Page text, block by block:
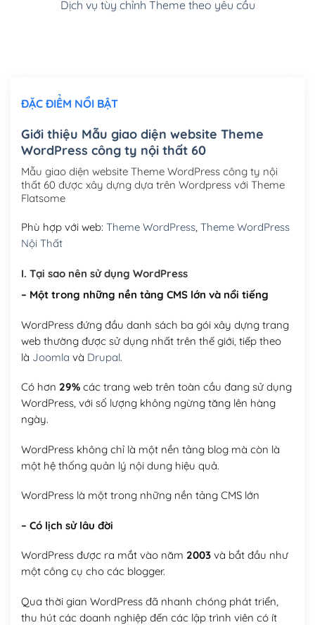
Cài đặt SMTP Mail cho site Wordpress(+100,000₫)
Mua thêm Host + Tên miền
Tên miền quốc tế .com .net .org (1 năm)
Tên miền Việt Nam .vn (1 năm) (+550,000₫)
Hosting 2GB SSD (1 năm)(+450,000₫)
Hosting 5GB SSD (1 năm)
Dịch vụ tùy chỉnh Theme theo yêu cầu
ĐẶC ĐIỂM NỔI BẬT
Giới thiệu Mẫu giao diện website Theme
WordPress công ty nội thất 60
Mẫu giao diện website Theme WordPress công ty nội
thất 60 được xây dựng dựa trên Wordpress với Theme
Flatsome
Phù hợp với web: Theme WordPress, Theme WordPress
Nội Thất
I. Tại sao nên sử dụng WordPress
– Một trong những nền tảng CMS lớn và nổi tiếng
WordPress đứng đầu danh sách ba gói xây dựng trang
web thường được sử dụng nhất trên thế giới, tiếp theo
là Joomla và Drupal.
Có hơn 29%các trang web trên toàn cầu đang sử dụng
WordPress, với số lượng không ngừng tăng lên hàng
ngày.
WordPress không chỉ là một nền tảng blog mà còn là
một hệ thống quản lý nội dung hiệu quả.
WordPress là một trong những nền tảng CMS lớn
– Có lịch sử lâu đời
WordPress được ra mắt vào năm 2003và bắt đầu như
một công cụ cho các blogger.
Qua thời gian WordPress đã nhanh chóng phát triển,
thu hút các doanh nghiệp đến các lập trình viên có ít